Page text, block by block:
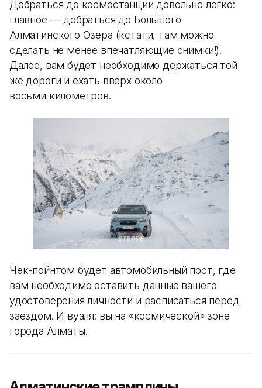
Добраться до космостанции довольно легко:
главное — добраться до Большого
Алматинского Озера (кстати, там можно
сделать не менее впечатляющие снимки!).
Далее, вам будет необходимо держаться той
же дороги и ехать вверх около
восьми километров.
Чек-пойнтом будет автомобильный пост, где
вам необходимо оставить данные вашего
удостоверения личности и расписаться перед
заездом. И вуаля: вы на «космической» зоне
города Алматы.